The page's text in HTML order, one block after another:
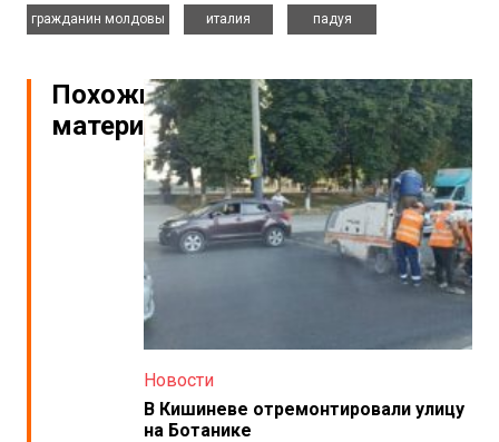
гражданин молдовы
италия
падуя
Похожие
материалы
Новости
В Кишиневе отремонтировали улицу
на Ботанике